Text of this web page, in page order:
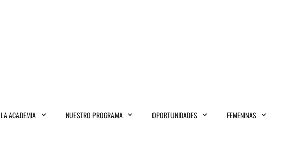
LA ACADEMIA NUESTRO PROGRAMA OPORTUNIDADES FEMENINAS